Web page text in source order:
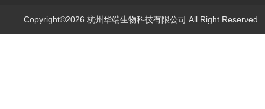
Copyright©2026 杭州华端生物科技有限公司 All Right